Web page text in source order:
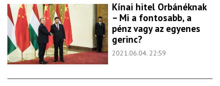
Kínai hitel Orbánéknak
– Mi a fontosabb, a
pénz vagy az egyenes
gerinc?
2021.06.04. 22:59